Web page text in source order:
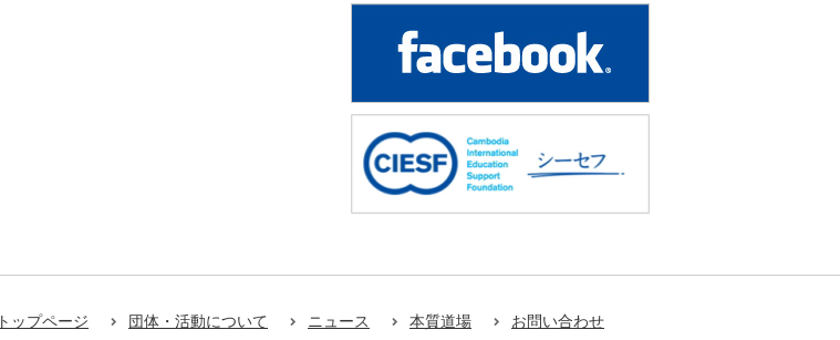
トップページ 団体・活動について ニュース 本質道場 お問い合わせ